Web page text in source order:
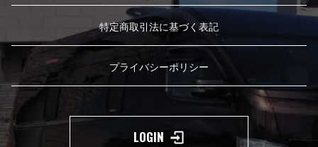
特定商取引法に基づく表記
プライバシーポリシー
LOGIN